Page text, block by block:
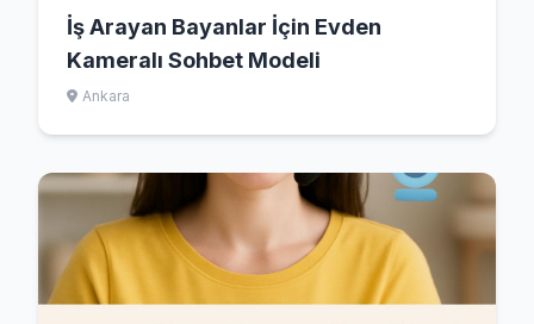
İş Arayan Bayanlar İçin Evden
Kameralı Sohbet Modeli
Ankara